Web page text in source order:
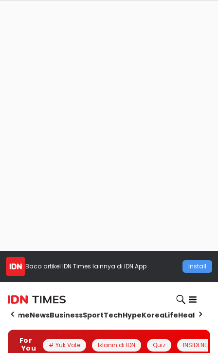
Baca artikel IDN Times lainnya di IDN App Install
HomeNewsBusinessSportTechHypeKoreaLifeHealth
For
You
# Yuk Vote Iklanin di IDN Quiz INSIDENESIA